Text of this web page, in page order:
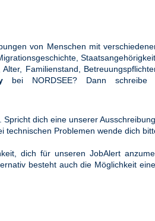
von Menschen mit
Familienstand,
bei NORDSEE? Dann
dich eine unserer
technischen Problemen wende dich
dich für unseren JobAlert
besteht auch die Möglichkeit